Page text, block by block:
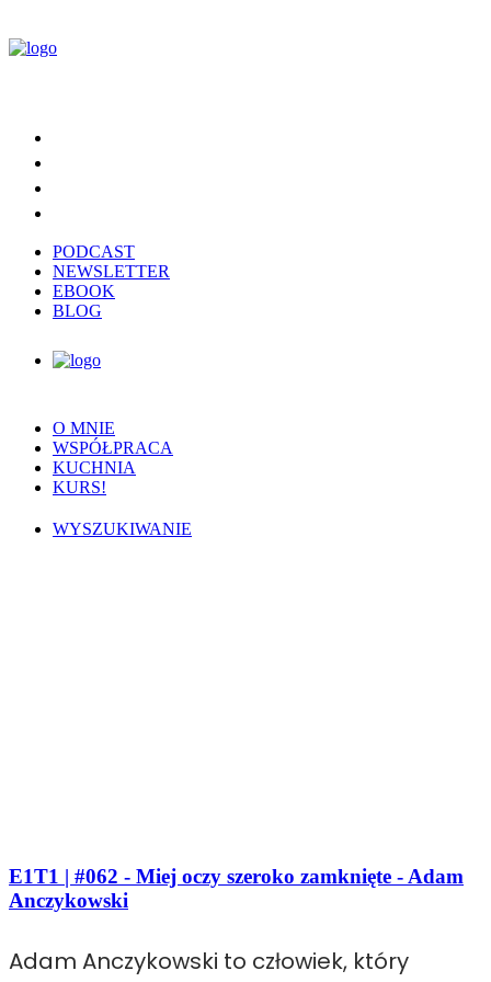
PODCAST
NEWSLETTER
EBOOK
BLOG
O MNIE
WSPÓŁPRACA
KUCHNIA
KURS!
WYSZUKIWANIE
E1T1 | #062 - Miej oczy szeroko zamknięte - Adam
Anczykowski
Adam Anczykowski to człowiek, który